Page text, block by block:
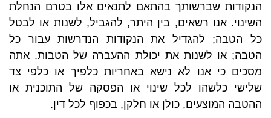
הנקודות שברשותך בהתאם לתנאים אלו בטרם הנחלת
השינוי. אנו רשאים, בין היתר, להגביל, לשנות או לבטל
כל הטבה; להגדיל את הנקודות הנדרשות עבור כל
הטבה; או לשנות את יכולת ההעברה של הטבות. אתה
מסכים כי אנו לא נישא באחריות כלפיך או כלפי צד
שלישי כלשהו לכל שינוי או הפסקה של התוכנית או
ההטבה המוצעים, כולן או חלקן, בכפוף לכל דין.